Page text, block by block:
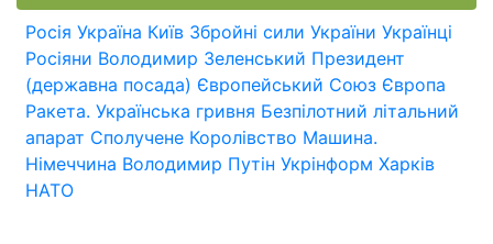
Росія Україна Київ Збройні сили України Українці
Росіяни Володимир Зеленський Президент
(державна посада) Європейський Союз Європа
Ракета. Українська гривня Безпілотний літальний
апарат Сполучене Королівство Машина.
Німеччина Володимир Путін Укрінформ Харків
НАТО